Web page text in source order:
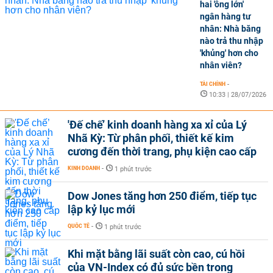
hai 'ông lớn'
ngân hàng tư
nhân: Nhà băng
nào trả thu nhập
'khủng' hơn cho
nhân viên?
TÀI CHÍNH -
10:33 | 28/07/2026
'Đế chế’ kinh doanh hàng xa xỉ của Lý
Nhã Kỳ: Từ phân phối, thiết kế kim
cương đến thời trang, phụ kiện cao cấp
KINH DOANH - 1 phút trước
Dow Jones tăng hơn 250 điểm, tiếp tục
lập kỷ lục mới
QUỐC TẾ - 1 phút trước
Khi mặt bằng lãi suất còn cao, cú hồi
của VN-Index có đủ sức bền trong